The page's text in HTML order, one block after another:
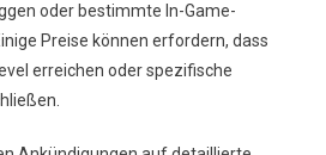
oder bestimmte In-Game-
Preise können erfordern, dass
erreichen oder spezifische